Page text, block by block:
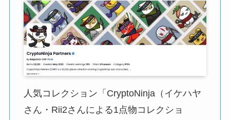
人気コレクション「CryptoNinja（イケハヤ
さん・Rii2さんによる1点物コレクショ